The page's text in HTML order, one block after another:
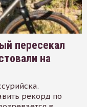
пересекал
на
рекорд по